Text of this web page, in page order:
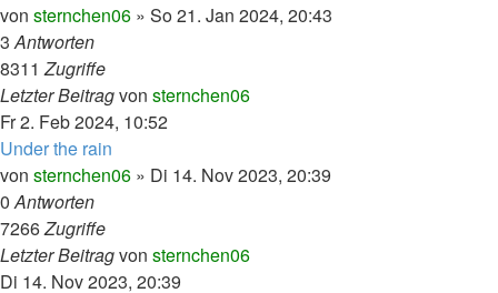
von sternchen06 » So 21. Jan 2024, 20:43
3Antworten
8311Zugriffe
Letzter Beitragvon sternchen06
Fr 2. Feb 2024, 10:52
Under the rain
von sternchen06 » Di 14. Nov 2023, 20:39
0Antworten
7266Zugriffe
Letzter Beitragvon sternchen06
Di 14. Nov 2023, 20:39